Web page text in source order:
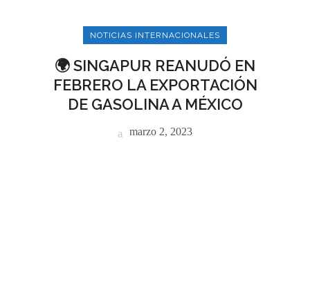
NOTICIAS INTERNACIONALES
🌍 SINGAPUR REANUDÓ EN
FEBRERO LA EXPORTACIÓN
DE GASOLINA A MÉXICO
marzo 2, 2023